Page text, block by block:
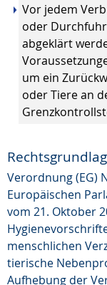
Vor jedem
oder
abgeklärt
um ein
oder Tiere an
Verordnung (EG)
Europäischen
vom 21. Oktober
menschlichen
tierische
Aufhebung der